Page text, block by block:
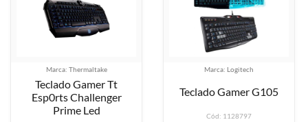
Marca: Thermaltake
Teclado Gamer Tt
Esp0rts Challenger
Prime Led
Marca: Logitech
Teclado Gamer G105
Cód: 1128797